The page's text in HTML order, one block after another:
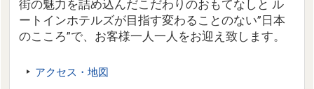
街の魅力を詰め込んだこだわりのおもてなしと ル
ートインホテルズが目指す変わることのない”日本
のこころ”で、お客様一人一人をお迎え致します。
アクセス・地図